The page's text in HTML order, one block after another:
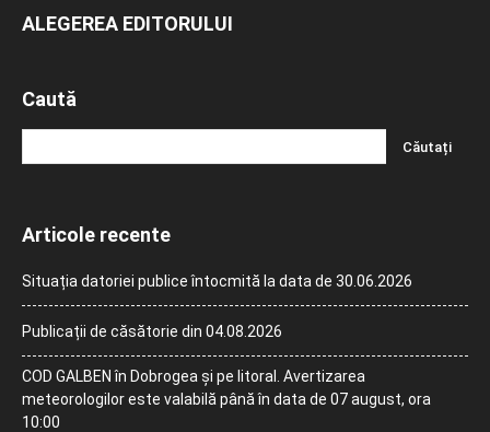
ALEGEREA EDITORULUI
Caută
Articole recente
Situația datoriei publice întocmită la data de 30.06.2026
Publicații de căsătorie din 04.08.2026
COD GALBEN în Dobrogea și pe litoral. Avertizarea
meteorologilor este valabilă până în data de 07 august, ora
10:00